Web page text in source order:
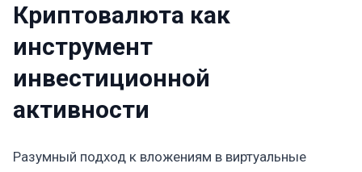
Криптовалюта как
инструмент
инвестиционной
активности
Разумный подход к вложениям в виртуальные